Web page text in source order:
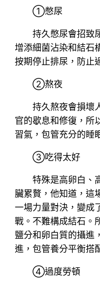
①憋尿
持久憋尿會招致
增添細菌沾染和結石
按期停止排尿，防止
②熬夜
持久熬夜會損壞
官的歇息和修復，所
習氣，包管充分的睡
③吃得太好
特殊是高卵白、
臟累贅，他知道，這
一場力量對決，變成
戰。不難構成結石。
鹽分和卵白質的攝進
進，包管養分平衡搭
④過度勞頓